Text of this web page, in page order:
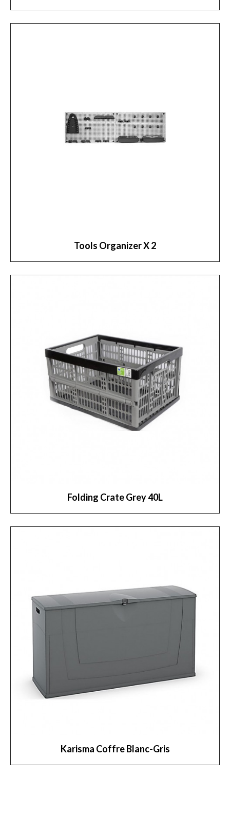
Tools Organizer X 2
Folding Crate Grey 40L
Karisma Coffre Blanc-Gris